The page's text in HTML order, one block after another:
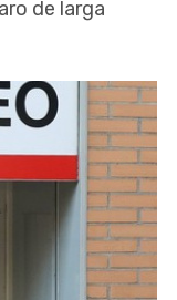
de larga